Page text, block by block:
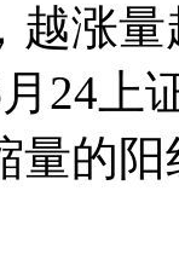
越涨
24上
量的